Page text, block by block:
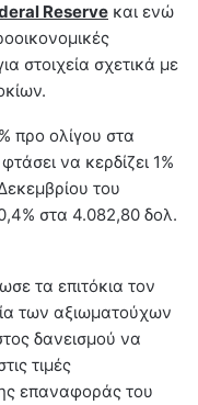
Reserve και ενώ
στοιχεία σχετικά με
προ ολίγου στα
να κερδίζει 1%
του
στα 4.082,80 δολ.
τα επιτόκια τον
των αξιωματούχων
δανεισμού να
τιμές
επαναφοράς του